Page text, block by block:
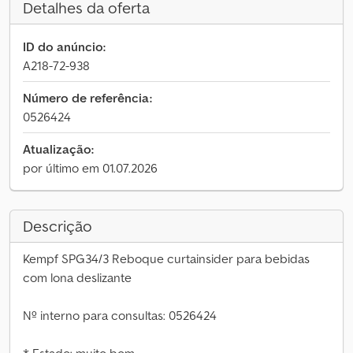
Detalhes da oferta
ID do anúncio:
A218-72-938
Número de referência:
0526424
Atualização:
por último em 01.07.2026
Descrição
Kempf SPG34/3 Reboque curtainsider para bebidas
com lona deslizante
Nº interno para consultas: 0526424